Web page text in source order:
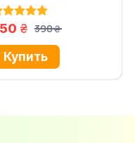
390
грн.
грн.